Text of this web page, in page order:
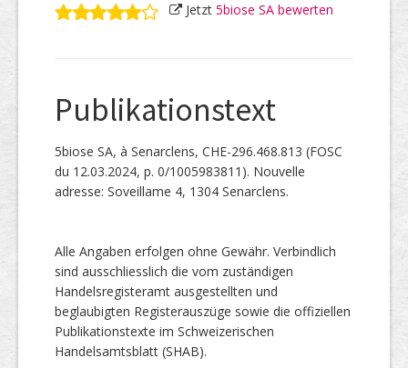
Jetzt 5biose SA bewerten
Publikationstext
5biose SA, à Senarclens, CHE-296.468.813 (FOSC
du 12.03.2024, p. 0/1005983811). Nouvelle
adresse: Soveillame 4, 1304 Senarclens.
Alle Angaben erfolgen ohne Gewähr. Verbindlich
sind ausschliesslich die vom zuständigen
Handelsregisteramt ausgestellten und
beglaubigten Registerauszüge sowie die offiziellen
Publikationstexte im Schweizerischen
Handelsamtsblatt (SHAB).